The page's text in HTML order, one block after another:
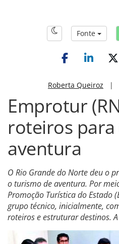
Fonte
Roberta Queiroz |
Emprotur
roteiros
aventura
O Rio Grande do Norte deu o
o turismo de aventura. Por
Promoção Turística do Estado
grupo técnico, inicialmente,
roteiros e estruturar destinos.